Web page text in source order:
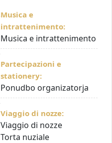
Musica e
intrattenimento:
Musica e intrattenimento
Partecipazioni e
stationery:
Ponudbo organizatorja
Viaggio di nozze:
Viaggio di nozze
Torta nuziale